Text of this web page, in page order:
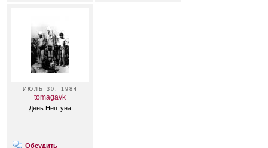
ИЮЛЬ 30, 1984
tomagavk
День Нептуна
Обсудить